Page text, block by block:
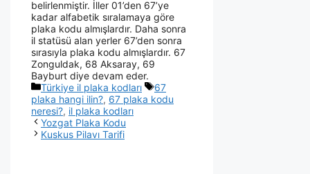
belirlenmiştir. İller 01’den 67’ye
kadar alfabetik sıralamaya göre
plaka kodu almışlardır. Daha sonra
il statüsü alan yerler 67’den sonra
sırasıyla plaka kodu almışlardır. 67
Zonguldak, 68 Aksaray, 69
Bayburt diye devam eder.
Türkiye il plaka kodları
67
plaka hangi ilin?, 67 plaka kodu
neresi?, il plaka kodları
Yozgat Plaka Kodu
Kuskus Pilavı Tarifi